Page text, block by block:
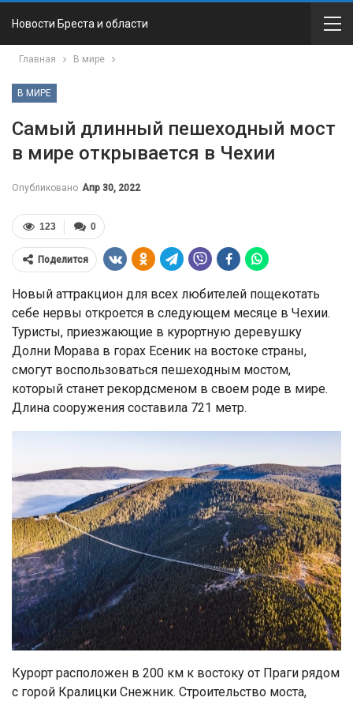
Новости Бреста и области
Главная В мире
В МИРЕ
Самый длинный пешеходный мост
в мире открывается в Чехии
Опубликовано Апр 30, 2022
0
123
Поделится
Новый аттракцион для всех любителей пощекотать
себе нервы откроется в следующем месяце в Чехии.
Туристы, приезжающие в курортную деревушку
Долни Морава в горах Есеник на востоке страны,
смогут воспользоваться пешеходным мостом,
который станет рекордсменом в своем роде в мире.
Длина сооружения составила 721 метр.
Курорт расположен в 200 км к востоку от Праги рядом
с горой Кралицки Снежник. Строительство моста,